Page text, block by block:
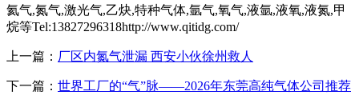
氦气,氮气,激光气,乙炔,特种气体,氩气,氧气,液氩,液氧,液氮,甲
烷等Tel:13827296318http://www.qitidg.com/
上一篇： 厂区内氮气泄漏 西安小伙徐州救人
下一篇： 世界工厂的“气”脉——2026年东莞高纯气体公司推荐